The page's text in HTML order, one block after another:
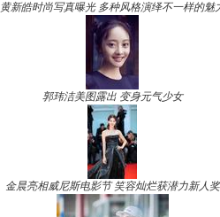
黄新皓时尚写真曝光 多种风格演绎不一样的魅
郭玮洁美图露出 变身元气少女
金晨亮相威尼斯电影节 笑容灿烂获潜力新人奖